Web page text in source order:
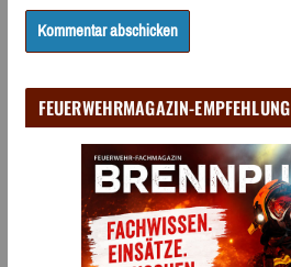
FEUERWEHRMAGAZIN-EMPFEHLUNG